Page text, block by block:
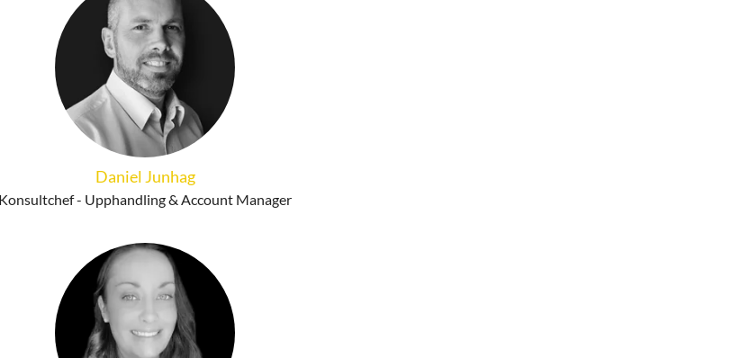
Daniel Junhag
Konsultchef - Upphandling & Account Manager